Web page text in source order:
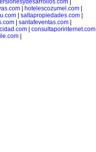
| hotelescozumel.com|
| saltapropiedades.com|
santafeventas.com
consultaporinternet.com